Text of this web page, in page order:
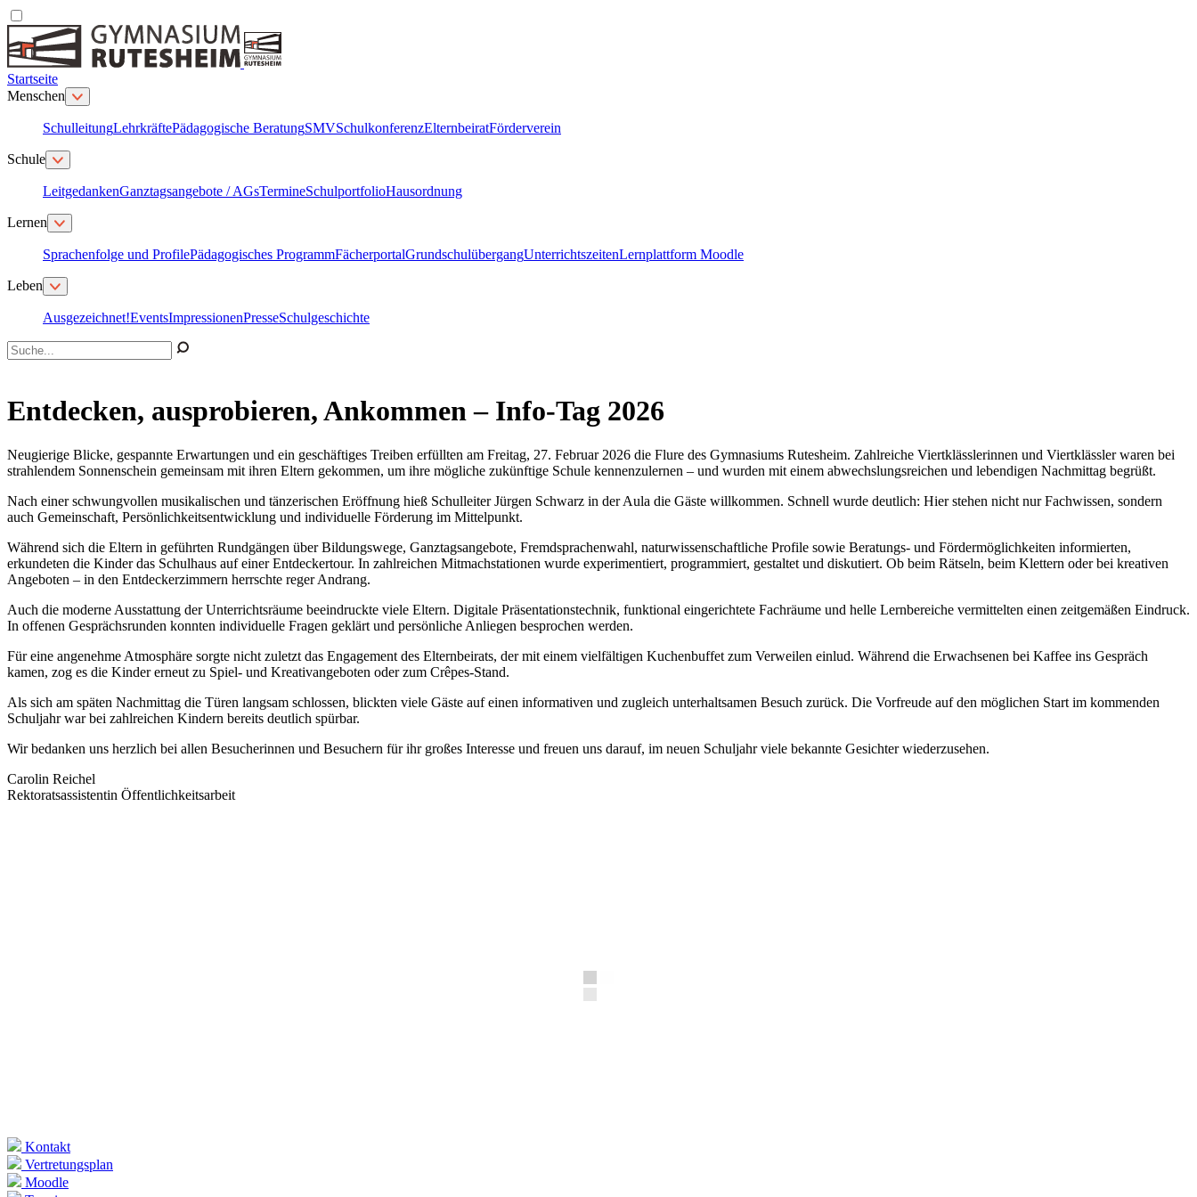
Startseite
Menschen
SchulleitungLehrkräftePädagogische BeratungSMVSchulkonferenzElternbeiratFörderverein
Schule
LeitgedankenGanztagsangebote / AGsTermineSchulportfolioHausordnung
Lernen
Sprachenfolge und ProfilePädagogisches ProgrammFächerportalGrundschulübergangUnterrichtszeitenLernplattform Moodle
Leben
Ausgezeichnet!EventsImpressionenPresseSchulgeschichte
Entdecken, ausprobieren, Ankommen – Info-Tag 2026
Neugierige Blicke, gespannte Erwartungen und ein geschäftiges Treiben erfüllten am Freitag, 27. Februar 2026 die Flure des Gymnasiums Rutesheim. Zahlreiche Viertklässlerinnen und Viertklässler waren bei
strahlendem Sonnenschein gemeinsam mit ihren Eltern gekommen, um ihre mögliche zukünftige Schule kennenzulernen – und wurden mit einem abwechslungsreichen und lebendigen Nachmittag begrüßt.
Nach einer schwungvollen musikalischen und tänzerischen Eröffnung hieß Schulleiter Jürgen Schwarz in der Aula die Gäste willkommen. Schnell wurde deutlich: Hier stehen nicht nur Fachwissen, sondern
auch Gemeinschaft, Persönlichkeitsentwicklung und individuelle Förderung im Mittelpunkt.
Während sich die Eltern in geführten Rundgängen über Bildungswege, Ganztagsangebote, Fremdsprachenwahl, naturwissenschaftliche Profile sowie Beratungs- und Fördermöglichkeiten informierten,
erkundeten die Kinder das Schulhaus auf einer Entdeckertour. In zahlreichen Mitmachstationen wurde experimentiert, programmiert, gestaltet und diskutiert. Ob beim Rätseln, beim Klettern oder bei kreativen
Angeboten – in den Entdeckerzimmern herrschte reger Andrang.
Auch die moderne Ausstattung der Unterrichtsräume beeindruckte viele Eltern. Digitale Präsentationstechnik, funktional eingerichtete Fachräume und helle Lernbereiche vermittelten einen zeitgemäßen Eindruck.
In offenen Gesprächsrunden konnten individuelle Fragen geklärt und persönliche Anliegen besprochen werden.
Für eine angenehme Atmosphäre sorgte nicht zuletzt das Engagement des Elternbeirats, der mit einem vielfältigen Kuchenbuffet zum Verweilen einlud. Während die Erwachsenen bei Kaffee ins Gespräch
kamen, zog es die Kinder erneut zu Spiel- und Kreativangeboten oder zum Crêpes-Stand.
Als sich am späten Nachmittag die Türen langsam schlossen, blickten viele Gäste auf einen informativen und zugleich unterhaltsamen Besuch zurück. Die Vorfreude auf den möglichen Start im kommenden
Schuljahr war bei zahlreichen Kindern bereits deutlich spürbar.
Wir bedanken uns herzlich bei allen Besucherinnen und Besuchern für ihr großes Interesse und freuen uns darauf, im neuen Schuljahr viele bekannte Gesichter wiederzusehen.
Carolin Reichel
Rektoratsassistentin Öffentlichkeitsarbeit
Kontakt
Vertretungsplan
Moodle